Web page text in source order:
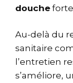
douche
Au-delà du
sanitaire
l’entretien
s’améliore,